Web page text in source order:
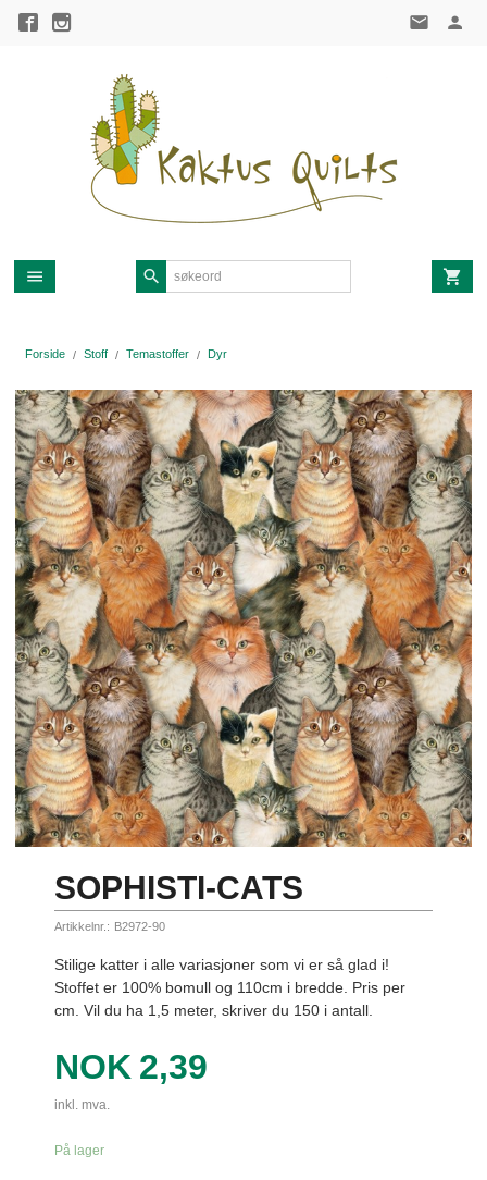
Gå
Forside Stoff Temastoffer Dyr
SOPHISTI-CATS
Artikkelnr.: B2972-90
Stilige katter i alle variasjoner som vi er så glad i!
Stoffet er 100% bomull og 110cm i bredde. Pris per
cm. Vil du ha 1,5 meter, skriver du 150 i antall.
Pris
NOK 2,39
inkl. mva.
På lager